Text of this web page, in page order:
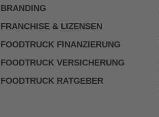
BRANDING
FRANCHISE & LIZENSEN
FOODTRUCK FINANZIERUNG
FOODTRUCK VERSICHERUNG
FOODTRUCK RATGEBER